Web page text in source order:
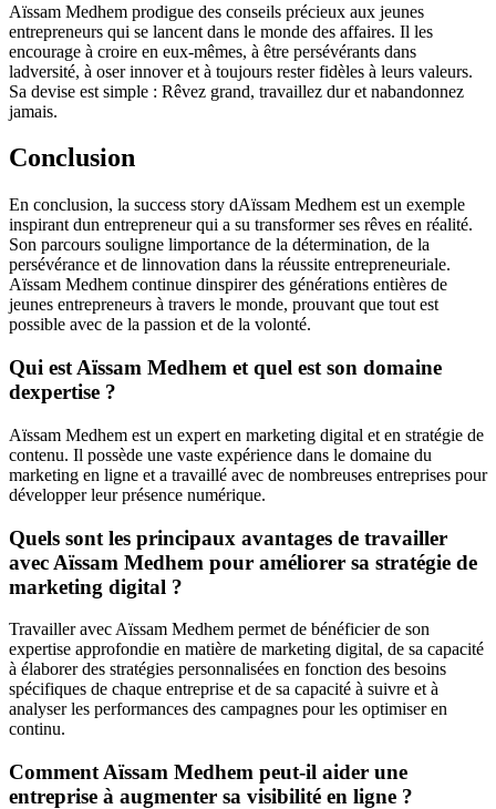
Aïssam Medhem prodigue des conseils précieux aux jeunes
entrepreneurs qui se lancent dans le monde des affaires. Il les
encourage à croire en eux-mêmes, à être persévérants dans
ladversité, à oser innover et à toujours rester fidèles à leurs valeurs.
Sa devise est simple : Rêvez grand, travaillez dur et nabandonnez
jamais.
Conclusion
En conclusion, la success story dAïssam Medhem est un exemple
inspirant dun entrepreneur qui a su transformer ses rêves en réalité.
Son parcours souligne limportance de la détermination, de la
persévérance et de linnovation dans la réussite entrepreneuriale.
Aïssam Medhem continue dinspirer des générations entières de
jeunes entrepreneurs à travers le monde, prouvant que tout est
possible avec de la passion et de la volonté.
Qui est Aïssam Medhem et quel est son domaine
dexpertise ?
Aïssam Medhem est un expert en marketing digital et en stratégie de
contenu. Il possède une vaste expérience dans le domaine du
marketing en ligne et a travaillé avec de nombreuses entreprises pour
développer leur présence numérique.
Quels sont les principaux avantages de travailler
avec Aïssam Medhem pour améliorer sa stratégie de
marketing digital ?
Travailler avec Aïssam Medhem permet de bénéficier de son
expertise approfondie en matière de marketing digital, de sa capacité
à élaborer des stratégies personnalisées en fonction des besoins
spécifiques de chaque entreprise et de sa capacité à suivre et à
analyser les performances des campagnes pour les optimiser en
continu.
Comment Aïssam Medhem peut-il aider une
entreprise à augmenter sa visibilité en ligne ?